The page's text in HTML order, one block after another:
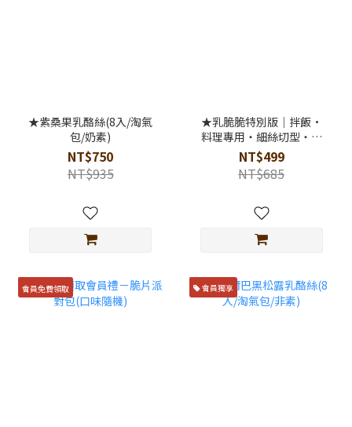
★紫桑果乳酪絲(8入/淘氣
包/奶素)
NT$750
NT$935
★乳脆脆特別版｜拌飯·
料理專用・細絲切型・奶
素
NT$499
NT$685
會員免費領取 會員獨享